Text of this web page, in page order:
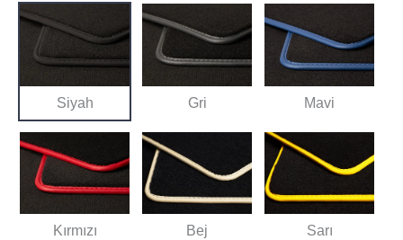
Siyah Gri Mavi
Kırmızı Bej Sarı